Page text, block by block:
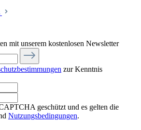
mit unserem kostenlosen Newsletter
zur Kenntnis
geschützt und es gelten die
Nutzungsbedingungen.